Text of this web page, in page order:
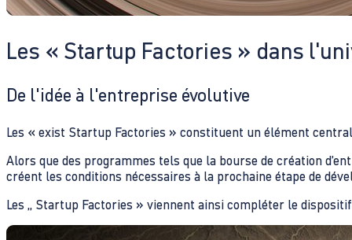
Les « Startup Factories » dans
De l'idée à l'entreprise évolutive
Les « exist Startup Factories » constituent un élément
Alors que des programmes tels que la bourse de création
créent les conditions nécessaires à la prochaine étape de
Les „ Startup Factories » viennent ainsi compléter le